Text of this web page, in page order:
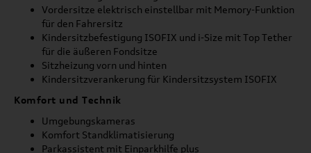
Vordersitze elektrisch einstellbar mit Memory-Funktion
für den Fahrersitz
Kindersitzbefestigung ISOFIX und i-Size mit Top Tether
für die äußeren Fondsitze
Sitzheizung vorn und hinten
Kindersitzverankerung für Kindersitzsystem ISOFIX
Komfort und Technik
Umgebungskameras
Komfort Standklimatisierung
Parkassistent mit Einparkhilfe plus